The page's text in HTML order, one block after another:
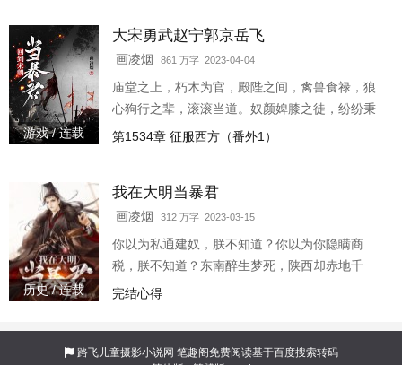
游戏 / 连载
大宋勇武赵宁郭京岳飞
画凌烟 861 万字 2023-04-04
庙堂之上，朽木为官，殿陛之间，禽兽食禄，狼
心狗行之辈，滚滚当道。奴颜婢膝之徒，纷纷秉
政，以致社稷丘墟，苍生涂炭！汝等逼问朕手中
第1534章 征服西方（番外1）
历史 / 连载
我在大明当暴君
画凌烟 312 万字 2023-03-15
你以为私通建奴，朕不知道？你以为你隐瞒商
税，朕不知道？东南醉生梦死，陕西却赤地千
里、饿殍遍野！朝廷大臣不顾百姓死活、天下存
血溅三尺，那你知不知
完结心得
路飞儿童摄影小说网 笔趣阁免费阅读基于百度搜索转码